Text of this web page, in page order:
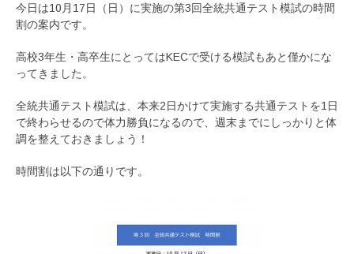
今日は10月17日（日）に実施の第3回全統共通テスト模試の時間
割の案内です。
高校3年生・高卒生にとってはKECで受ける模試もあと僅かにな
ってきました。
全統共通テスト模試は、本来2日かけて実施する共通テストを1日
で終わらせるので体力勝負になるので、週末までにしっかりと体
調を整えておきましょう！
時間割は以下の通りです。